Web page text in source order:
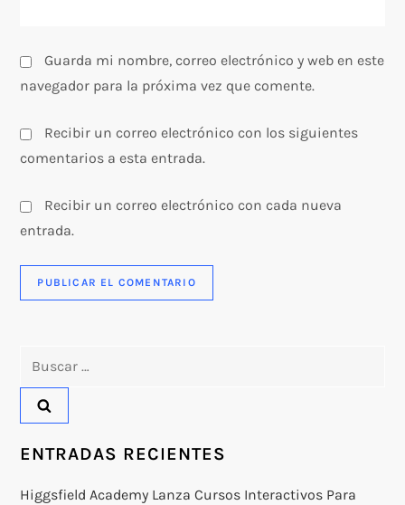
Guarda mi nombre, correo electrónico y web en este
navegador para la próxima vez que comente.
Recibir un correo electrónico con los siguientes
comentarios a esta entrada.
Recibir un correo electrónico con cada nueva
entrada.
ENTRADAS RECIENTES
Higgsfield Academy Lanza Cursos Interactivos Para